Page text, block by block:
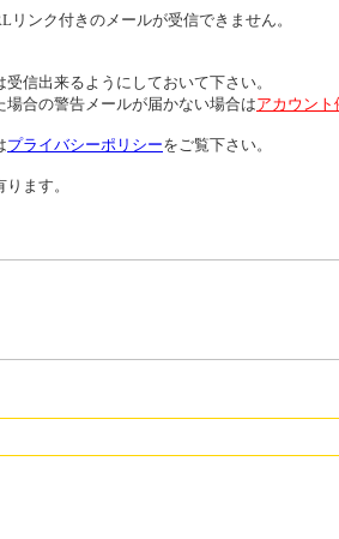
リンク付きのメールが受信できません。
信出来るようにしておいて下さい。
合の警告メールが届かない場合はアカウント
プライバシーポリシーをご覧下さい。
ます。